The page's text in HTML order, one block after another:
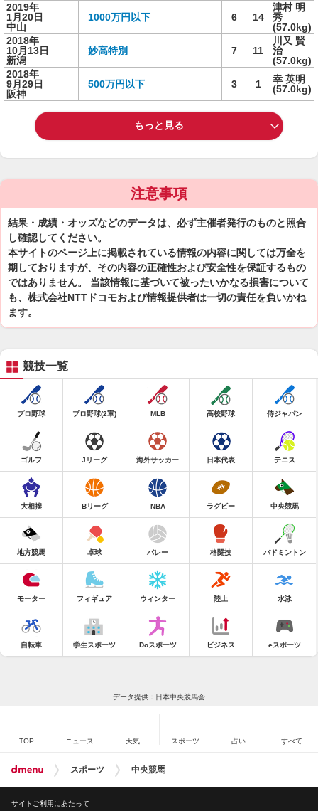
2019年
1月20日
中山
1000万円以下 6 14
津村 明
秀
(57.0kg)
2018年
10月13日
新潟
妙高特別 7 11
川又 賢
治
(57.0kg)
2018年
9月29日
阪神
500万円以下 3 1
幸 英明
(57.0kg)
もっと見る
注意事項
結果・成績・オッズなどのデータは、必ず主催者発行のものと照合
し確認してください。
本サイトのページ上に掲載されている情報の内容に関しては万全を
期しておりますが、その内容の正確性および安全性を保証するもの
ではありません。 当該情報に基づいて被ったいかなる損害について
も、株式会社NTTドコモおよび情報提供者は一切の責任を負いかね
ます。
競技一覧
プロ野球 プロ野球(2軍) MLB 高校野球 侍ジャパン
ゴルフ Jリーグ 海外サッカー 日本代表 テニス
大相撲 Bリーグ NBA ラグビー 中央競馬
地方競馬 卓球 バレー 格闘技 バドミントン
モーター フィギュア ウィンター 陸上 水泳
自転車 学生スポーツ Doスポーツ ビジネス eスポーツ
データ提供：日本中央競馬会
TOP ニュース 天気 スポーツ 占い すべて
スポーツ 中央競馬
サイトご利用にあたって